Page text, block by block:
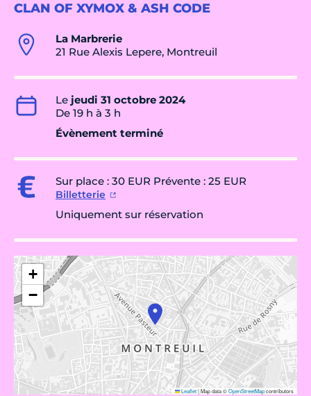
CLAN OF XYMOX & ASH CODE
La Marbrerie
21 Rue Alexis Lepere, Montreuil
Le jeudi 31 octobre 2024
De 19 h à 3 h
Évènement terminé
Sur place : 30 EUR Prévente : 25 EUR
Billetterie
Uniquement sur réservation
+
−
Leaflet|Map data ©OpenStreetMapcontributors